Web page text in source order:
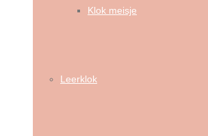
Klok meisje
Leerklok